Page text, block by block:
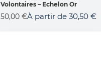
AJOUTER AU PANIER
Volontaires – Echelon Or
50,00 €À partir de 30,50 €